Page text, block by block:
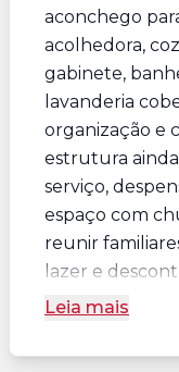
aconchego
acolhedora,
gabinete,
lavanderia
organização e
estrutura
serviço,
espaço com
reunir
lazer e
Leia mais